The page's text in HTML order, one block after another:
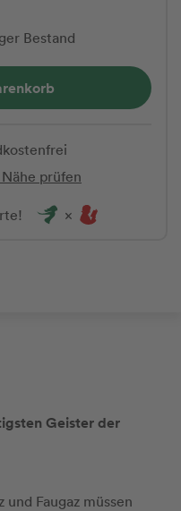
Bestand
prüfen
Geister der
Faugaz müssen